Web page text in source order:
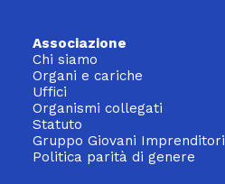
Associazione
Chi siamo
Organi e cariche
Uffici
Organismi collegati
Statuto
Gruppo Giovani Imprenditori
Politica parità di genere